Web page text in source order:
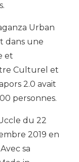
Urban
dans une
et
Culturel et
2.0 avait
personnes.
du 22
2019 en
sa